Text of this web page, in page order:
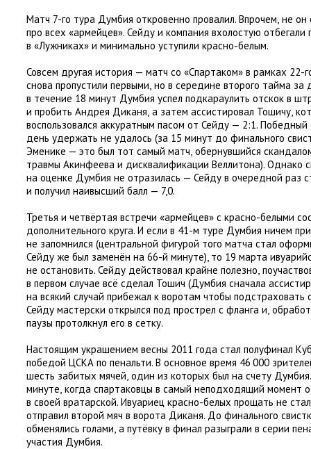
Матч 7-го тура Думбия откровенно провалил. Впрочем, не он
про всех «армейцев». Сейду и компания вхолостую отбегали
в «Лужниках» и минимально уступили красно-белым.
Совсем другая история — матч со «Спартаком» в рамках 22-
снова пропустили первыми, но в середине второго тайма за
в течение 18 минут Думбия успел подкараулить отскок в
и пробить Андрея Диканя, а затем ассистировал Тошичу,
воспользовался аккуратным пасом от Сейду — 2:1.
день удержать не удалось (за 15 минут до финального
Эменике — это был тот самый матч, обернувшийся
травмы Акинфеева и дисквалификации Веллитона). Однако
на оценке Думбия не отразилась — Сейду в очередной раз
и получил наивысший балл — 7,0.
Третья и четвёртая встречи «армейцев» с красно-белыми
дополнительного круга. И если в 41-м туре Думбия ничем
не запомнился (центральной фигурой того матча стал
Сейду же был заменён на 66-й минуте), то 19 марта
не остановить. Сейду действовал крайне полезно,
в первом случае всё сделал Тошич (Думбия сначала
на всякий случай прибежал к воротам чтобы подстраховать
Сейду мастерски открылся под прострел с фланга и,
паузы протолкнул его в сетку.
Настоящим украшением весны 2011 года стал полуфинал
победой ЦСКА по пенальти. В основное время 46 000
шесть забитых мячей, один из которых был на счету
минуте, когда спартаковцы в самый неподходящий момент
в своей вратарской. Ивуариец красно-белых прощать не
отправил второй мяч в ворота Диканя. До финального
обменялись голами, а путёвку в финал разыграли в серии
участия Думбия.